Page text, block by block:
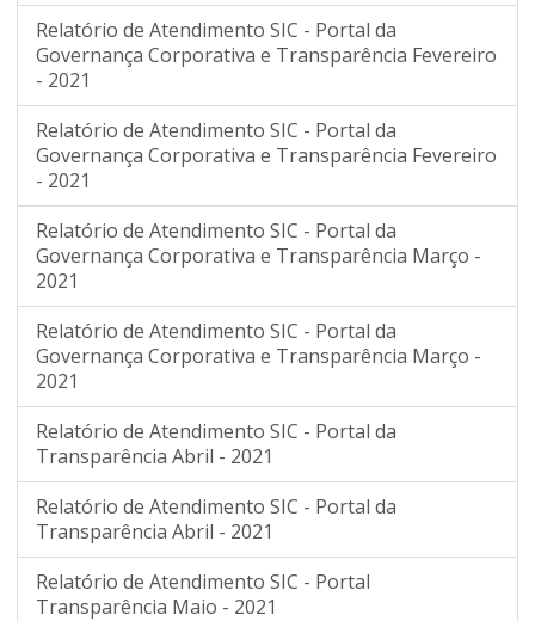
Relatório de Atendimento SIC - Portal da
Governança Corporativa e Transparência Fevereiro
- 2021
Relatório de Atendimento SIC - Portal da
Governança Corporativa e Transparência Fevereiro
- 2021
Relatório de Atendimento SIC - Portal da
Governança Corporativa e Transparência Março -
2021
Relatório de Atendimento SIC - Portal da
Governança Corporativa e Transparência Março -
2021
Relatório de Atendimento SIC - Portal da
Transparência Abril - 2021
Relatório de Atendimento SIC - Portal da
Transparência Abril - 2021
Relatório de Atendimento SIC - Portal
Transparência Maio - 2021